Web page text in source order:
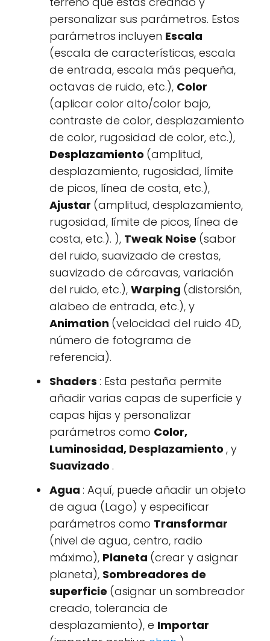
personalizar sus parámetros. Estos
parámetros incluyen Escala
(escala de características, escala
de entrada, escala más pequeña,
octavas de ruido, etc.), Color
(aplicar color alto/color bajo,
contraste de color, desplazamiento
de color, rugosidad de color, etc.),
Desplazamiento (amplitud,
desplazamiento, rugosidad, límite
de picos, línea de costa, etc.),
Ajustar (amplitud, desplazamiento,
rugosidad, límite de picos, línea de
costa, etc.). ), Tweak Noise (sabor
del ruido, suavizado de crestas,
suavizado de cárcavas, variación
del ruido, etc.), Warping (distorsión,
alabeo de entrada, etc.), y
Animation (velocidad del ruido 4D,
número de fotograma de
referencia).
Shaders : Esta pestaña permite
añadir varias capas de superficie y
capas hijas y personalizar
parámetros como Color,
Luminosidad, Desplazamiento , y
Suavizado .
Agua : Aquí, puede añadir un objeto
de agua (Lago) y especificar
parámetros como Transformar
(nivel de agua, centro, radio
máximo), Planeta (crear y asignar
planeta), Sombreadores de
superficie (asignar un sombreador
creado, tolerancia de
desplazamiento), e Importar